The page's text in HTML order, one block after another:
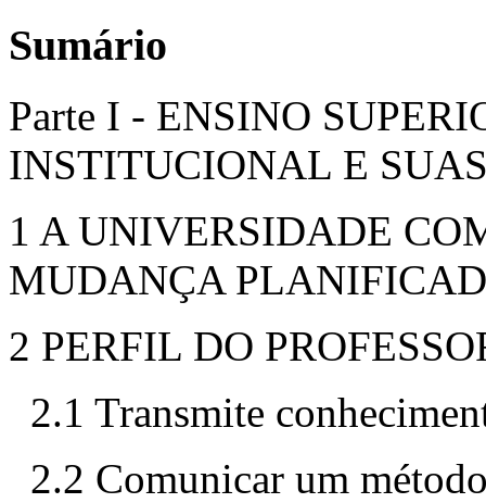
Sumário
Parte I - ENSINO
INSTITUCIONAL E
1 A UNIVERSIDADE
MUDANÇA
2 PERFIL DO
2.1 Transmite
2.2 Comunicar um